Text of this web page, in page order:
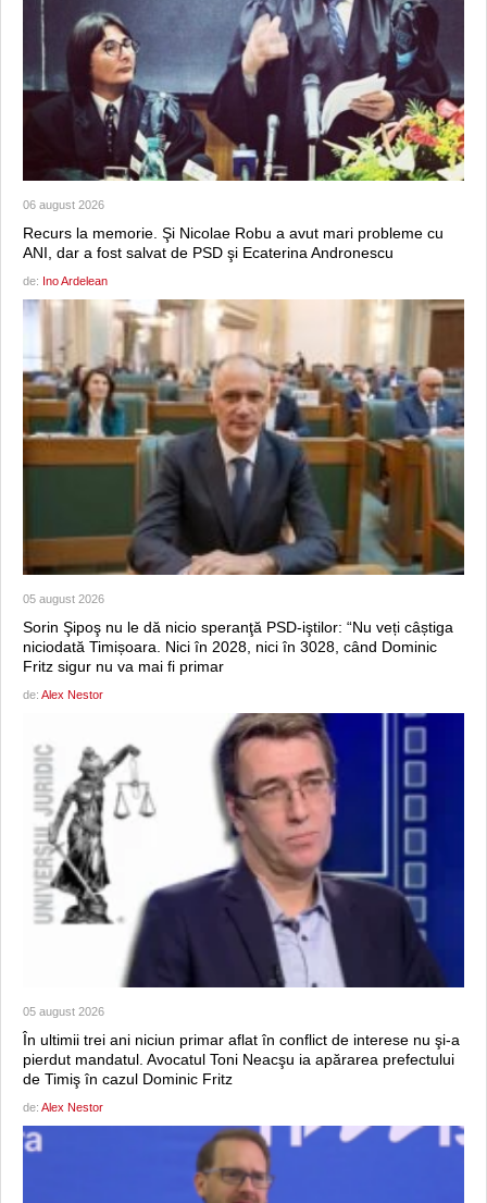
06 august 2026
Recurs la memorie. Şi Nicolae Robu a avut mari probleme cu
ANI, dar a fost salvat de PSD şi Ecaterina Andronescu
de: Ino Ardelean
05 august 2026
Sorin Şipoş nu le dă nicio speranţă PSD-iştilor: “Nu veți câștiga
niciodată Timișoara. Nici în 2028, nici în 3028, când Dominic
Fritz sigur nu va mai fi primar
de: Alex Nestor
05 august 2026
În ultimii trei ani niciun primar aflat în conflict de interese nu şi-a
pierdut mandatul. Avocatul Toni Neacşu ia apărarea prefectului
de Timiş în cazul Dominic Fritz
de: Alex Nestor